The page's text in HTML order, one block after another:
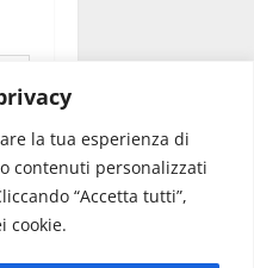
la tua esperienza di
contenuti personalizzati
“Accetta tutti”,
cookie.